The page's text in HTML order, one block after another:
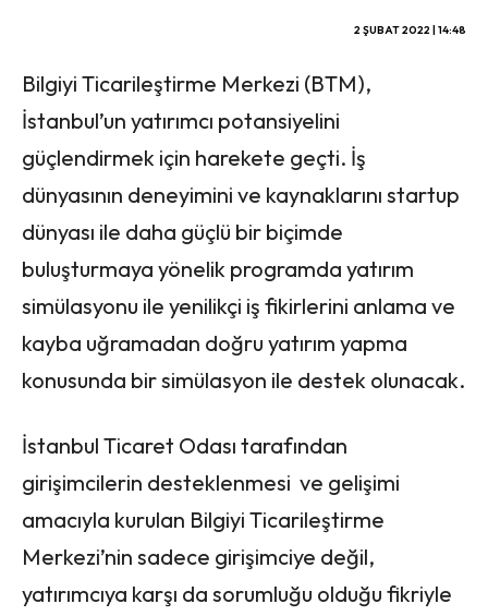
2 ŞUBAT 2022 | 14:48
Bilgiyi Ticarileştirme Merkezi (BTM),
İstanbul’un yatırımcı potansiyelini
güçlendirmek için harekete geçti. İş
dünyasının deneyimini ve kaynaklarını startup
dünyası ile daha güçlü bir biçimde
buluşturmaya yönelik programda yatırım
simülasyonu ile yenilikçi iş fikirlerini anlama ve
kayba uğramadan doğru yatırım yapma
konusunda bir simülasyon ile destek olunacak.
İstanbul Ticaret Odası tarafından
girişimcilerin desteklenmesi ve gelişimi
amacıyla kurulan Bilgiyi Ticarileştirme
Merkezi’nin sadece girişimciye değil,
yatırımcıya karşı da sorumluğu olduğu fikriyle